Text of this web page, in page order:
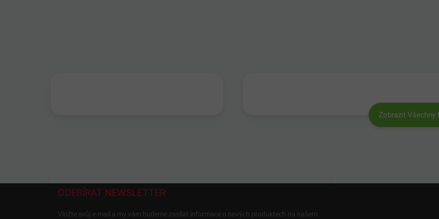
Zobrazit Všechny
ODEBÍRAT NEWSLETTER
Vložte svůj e-mail a my vám budeme zasílat informace o nových produktech na našem